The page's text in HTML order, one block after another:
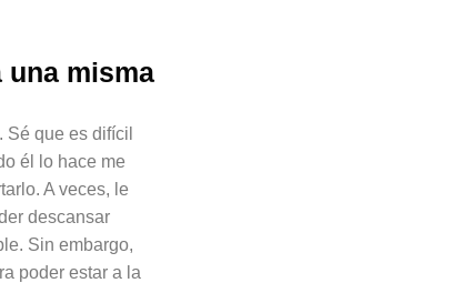
una misma
que es difícil
él lo hace me
A veces, le
descansar
Sin embargo,
poder estar a la